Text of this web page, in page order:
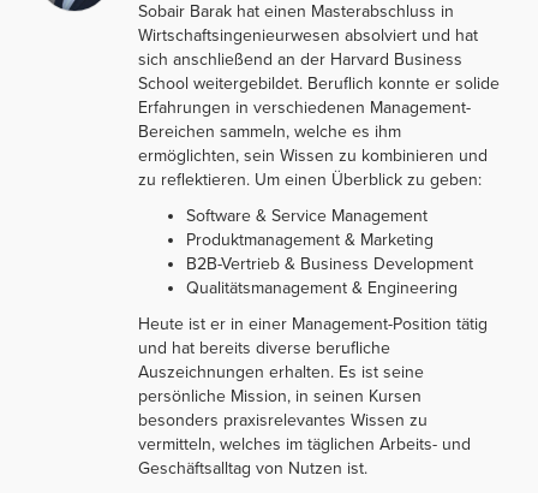
Sobair Barak hat einen Masterabschluss in
Wirtschaftsingenieurwesen absolviert und hat
sich anschließend an der Harvard Business
School weitergebildet. Beruflich konnte er solide
Erfahrungen in verschiedenen Management-
Bereichen sammeln, welche es ihm
ermöglichten, sein Wissen zu kombinieren und
zu reflektieren. Um einen Überblick zu geben:
Software & Service Management
Produktmanagement & Marketing
B2B-Vertrieb & Business Development
Qualitätsmanagement & Engineering
Heute ist er in einer Management-Position tätig
und hat bereits diverse berufliche
Auszeichnungen erhalten. Es ist seine
persönliche Mission, in seinen Kursen
besonders praxisrelevantes Wissen zu
vermitteln, welches im täglichen Arbeits- und
Geschäftsalltag von Nutzen ist.